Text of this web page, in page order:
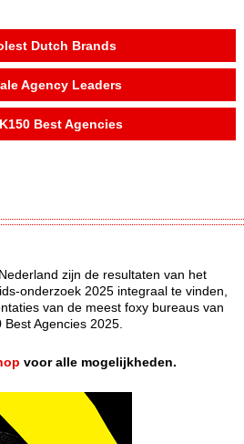
Dutch Brands
Agency Leaders
Best Agencies
zijn de resultaten van het
onderzoek 2025 integraal te vinden,
van de meest foxy bureaus van
Agencies 2025.
voor alle mogelijkheden.